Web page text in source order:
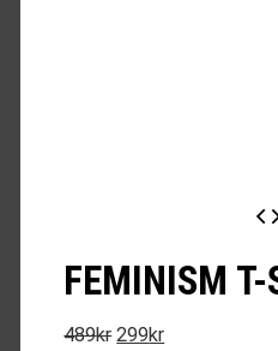
FEMINISM T-
489krDet
299krDet